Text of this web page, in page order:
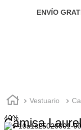
ENVÍO
Vestuario
40%
Camisa